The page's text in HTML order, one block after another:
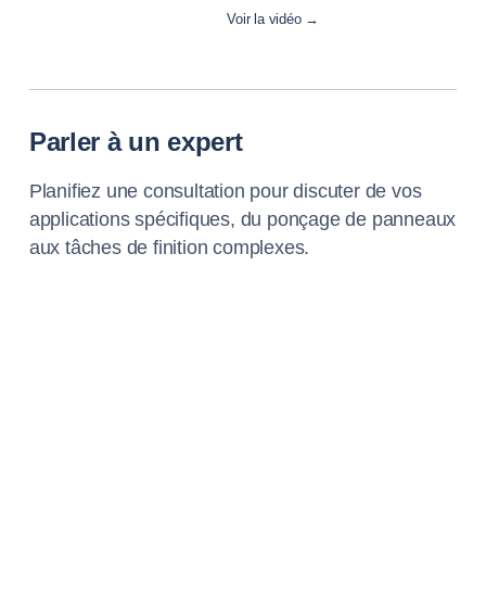
Voir la vidéo →
Parler à un expert
Planifiez une consultation pour discuter de vos
applications spécifiques, du ponçage de panneaux
aux tâches de finition complexes.